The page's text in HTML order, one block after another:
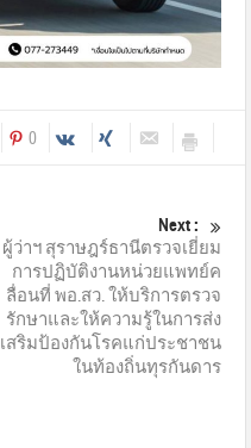
0
Next :
ผู้ว่าฯ สุราษฎร์ธานีตรวจเยี่ยม
การปฏิบัติงานหน่วยแพทย์ค
ลื่อนที่ พอ.สว. ให้บริการตรวจ
รักษาและให้ความรู้ในการส่ง
เสริมป้องกันโรคแก่ประชาชน
ในท้องถิ่นทุรกันดาร